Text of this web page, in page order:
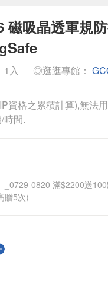
吸晶透軍規
入 ◎逛逛專館：
資格之累積計算),無法
時間.
_0729-0820 滿$2200送
贈5次)